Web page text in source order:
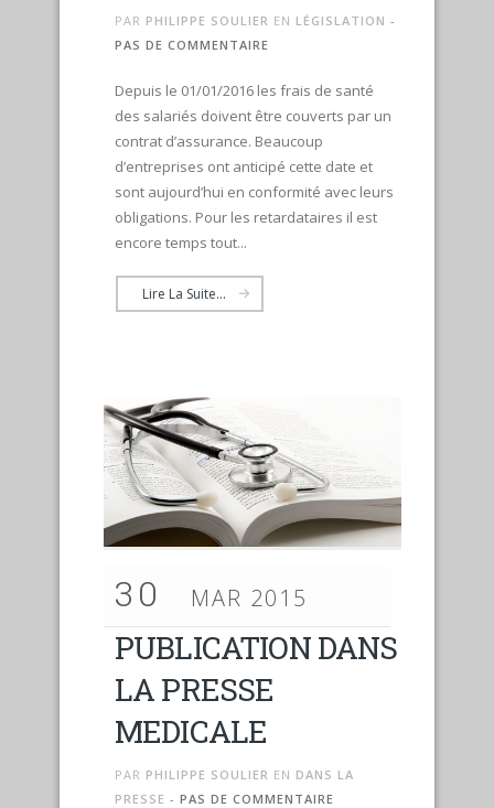
PAR PHILIPPE SOULIER EN LÉGISLATION -
PAS DE COMMENTAIRE
Depuis le 01/01/2016 les frais de santé
des salariés doivent être couverts par un
contrat d’assurance. Beaucoup
d’entreprises ont anticipé cette date et
sont aujourd’hui en conformité avec leurs
obligations. Pour les retardataires il est
encore temps tout...
Lire La Suite...
30 MAR 2015
PUBLICATION DANS
LA PRESSE
MEDICALE
PAR PHILIPPE SOULIER EN DANS LA
PRESSE - PAS DE COMMENTAIRE